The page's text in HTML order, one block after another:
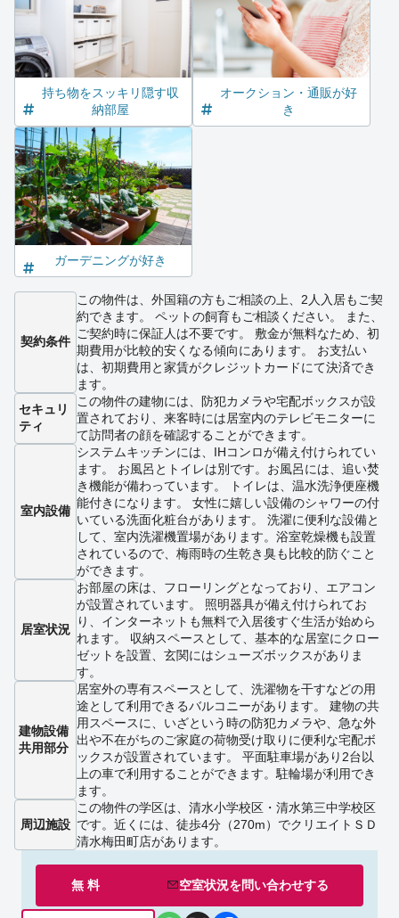
持ち物をスッキリ隠す収
納部屋
オークション・通販が好
き
ガーデニングが好き
契約条件
この物件は、外国籍の方もご相談の上、2人入居もご契
約できます。 ペットの飼育もご相談ください。 また、
ご契約時に保証人は不要です。 敷金が無料なため、初
期費用が比較的安くなる傾向にあります。 お支払い
は、初期費用と家賃がクレジットカードにて決済でき
ます。
セキュリ
ティ
この物件の建物には、防犯カメラや宅配ボックスが設
置されており、来客時には居室内のテレビモニターに
て訪問者の顔を確認することができます。
室内設備
システムキッチンには、IHコンロが備え付けられてい
ます。 お風呂とトイレは別です。お風呂には、追い焚
き機能が備わっています。 トイレは、温水洗浄便座機
能付きになります。 女性に嬉しい設備のシャワーの付
いている洗面化粧台があります。 洗濯に便利な設備と
して、室内洗濯機置場があります。浴室乾燥機も設置
されているので、梅雨時の生乾き臭も比較的防ぐこと
ができます。
居室状況
お部屋の床は、フローリングとなっており、エアコン
が設置されています。 照明器具が備え付けられてお
り、インターネットも無料で入居後すぐ生活が始めら
れます。 収納スペースとして、基本的な居室にクロー
ゼットを設置、玄関にはシューズボックスがありま
す。
建物設備
共用部分
居室外の専有スペースとして、洗濯物を干すなどの用
途として利用できるバルコニーがあります。 建物の共
用スペースに、いざという時の防犯カメラや、急な外
出や不在がちのご家庭の荷物受け取りに便利な宅配ボ
ックスが設置されています。 平面駐車場があり2台以
上の車で利用することができます。駐輪場が利用でき
ます。
周辺施設
この物件の学区は、清水小学校区・清水第三中学校区
です。近くには、徒歩4分（270m）でクリエイトＳＤ
清水梅田町店があります。
無 料 空室状況を問い合わせする